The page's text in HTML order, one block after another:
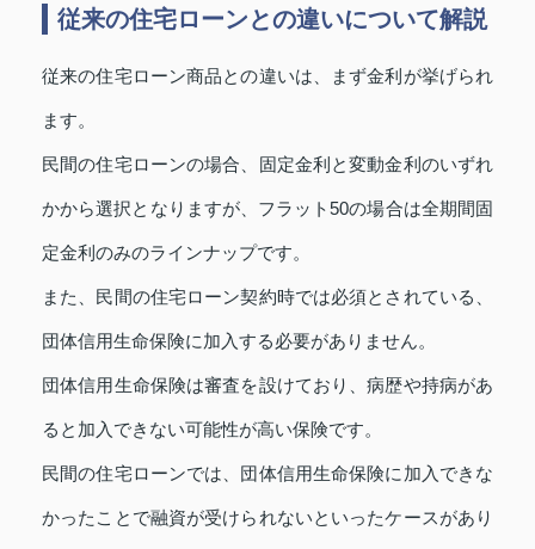
従来の住宅ローンとの違いについて解説
従来の住宅ローン商品との違いは、まず金利が挙げられ
ます。
民間の住宅ローンの場合、固定金利と変動金利のいずれ
かから選択となりますが、フラット50の場合は全期間固
定金利のみのラインナップです。
また、民間の住宅ローン契約時では必須とされている、
団体信用生命保険に加入する必要がありません。
団体信用生命保険は審査を設けており、病歴や持病があ
ると加入できない可能性が高い保険です。
民間の住宅ローンでは、団体信用生命保険に加入できな
かったことで融資が受けられないといったケースがあり